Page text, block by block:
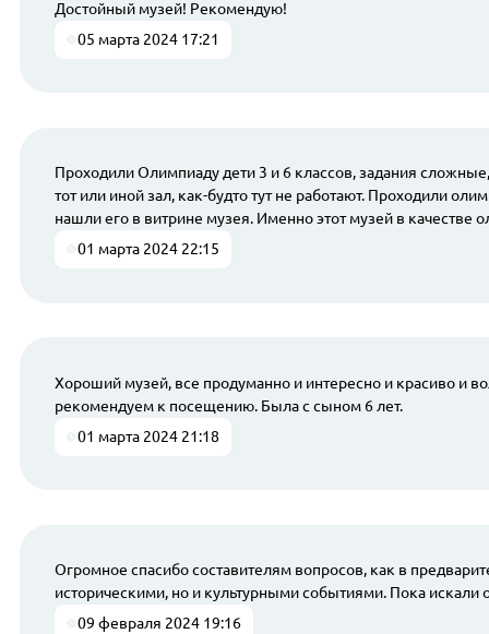
Достойный музей! Рекомендую!
05 марта 2024 17:21
Проходили Олимпиаду дети 3 и 6 классов, задания
тот или иной зал, как-будто тут не работают. Проходили
нашли его в витрине музея. Именно этот музей в
01 марта 2024 22:15
Хороший музей, все продуманно и интересно и красиво и
рекомендуем к посещению. Была с сыном 6 лет.
01 марта 2024 21:18
Огромное спасибо составителям вопросов, как в
историческими, но и культурными событиями. Пока
09 февраля 2024 19:16